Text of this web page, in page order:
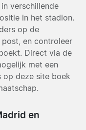
verschillende
in het stadion.
op de
en controleer
Direct via de
met een
op deze site boek
en